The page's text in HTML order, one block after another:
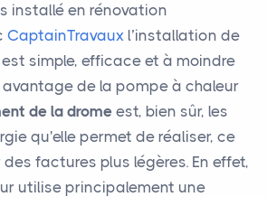
installé en rénovation
CaptainTravaux l’installation de
simple, efficace et à moindre
de la pompe à chaleur
de la drome est, bien sûr, les
qu'elle permet de réaliser, ce
factures plus légères. En effet,
utilise principalement une